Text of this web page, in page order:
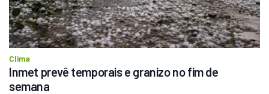
Clima
Inmet prevê temporais e granizo no fim de
semana